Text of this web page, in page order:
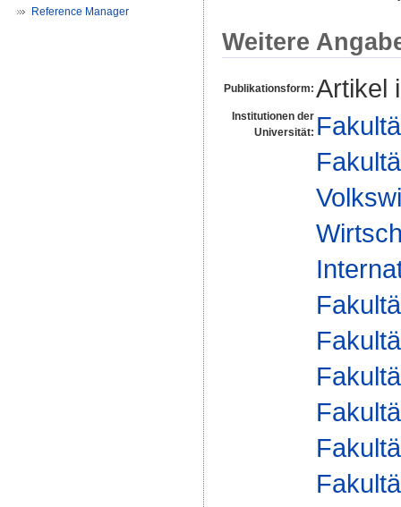
Reference Manager
Weitere
Publikationsform: Artikel
Institutionen der
Universität: